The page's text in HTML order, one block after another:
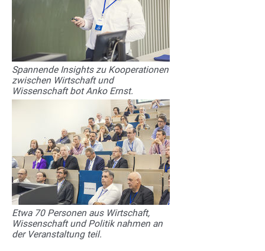
Spannende Insights zu Kooperationen
zwischen Wirtschaft und
Wissenschaft bot Anko Ernst.
Etwa 70 Personen aus Wirtschaft,
Wissenschaft und Politik nahmen an
der Veranstaltung teil.